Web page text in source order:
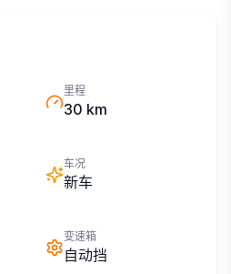
里程
30 km
车况
新车
变速箱
自动挡